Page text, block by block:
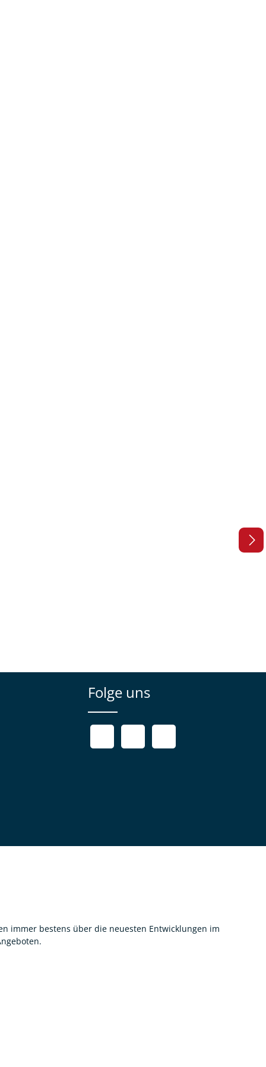
Folge uns
immer bestens über die neuesten Entwicklungen im